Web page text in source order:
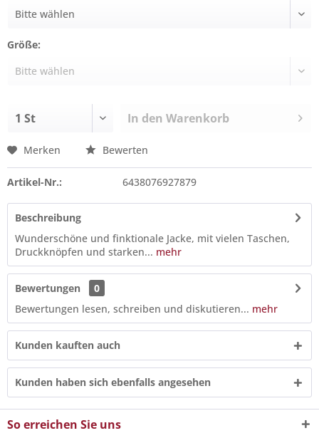
Größe:
In den Warenkorb
Merken Bewerten
Artikel-Nr.: 6438076927879
Beschreibung
Wunderschöne und finktionale Jacke, mit vielen Taschen,
Druckknöpfen und starken... mehr
Bewertungen
0
Bewertungen lesen, schreiben und diskutieren... mehr
Kunden kauften auch
Kunden haben sich ebenfalls angesehen
So erreichen Sie uns